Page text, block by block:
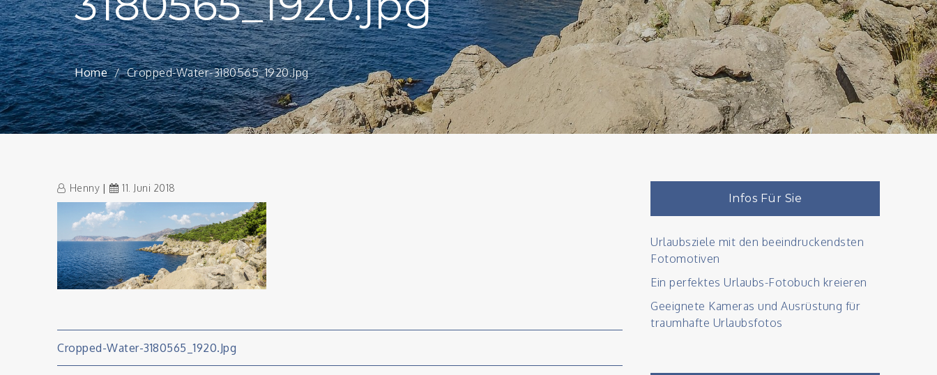
Home Cropped-Water-3180565_1920.jpg
Henny 11. Juni 2018
Beitragsnavigation
Cropped-Water-3180565_1920.jpg
Infos Für Sie
Urlaubsziele mit den beeindruckendsten
Fotomotiven
Ein perfektes Urlaubs-Fotobuch kreieren
Geeignete Kameras und Ausrüstung für
traumhafte Urlaubsfotos